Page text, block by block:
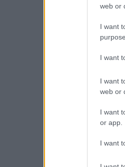
web or
I want
I want
I want
web or
I want
or app.
I want